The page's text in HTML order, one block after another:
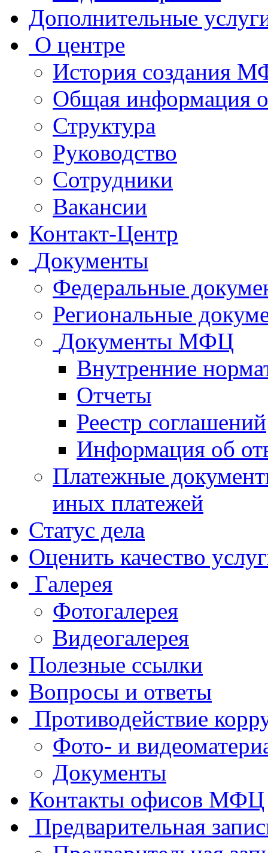
Дополнительные
О центре
История создания
Общая
Структура
Руководство
Сотрудники
Вакансии
Контакт-Центр
Документы
Федеральные
Региональные
Документы МФЦ
Внутренние
Отчеты
Реестр соглашений
Информация об
Платежные
иных платежей
Статус дела
Оценить качество
Галерея
Фотогалерея
Видеогалерея
Полезные ссылки
Вопросы и ответы
Противодействие
Фото- и
Документы
Контакты офисов МФЦ
Предварительная